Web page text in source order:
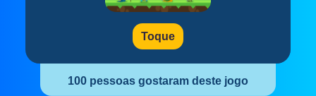
Toque
100 pessoas gostaram deste jogo